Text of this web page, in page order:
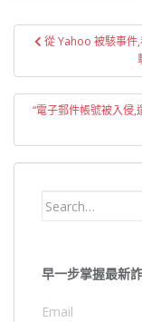
文
導
覽
從 Yahoo 被駭事件
“電子郵件帳號被入侵,
Search
早一步掌握最新
Email